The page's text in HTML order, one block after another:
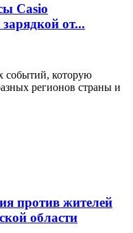
Casio
от...
событий, которую
регионов страны и
против жителей
области